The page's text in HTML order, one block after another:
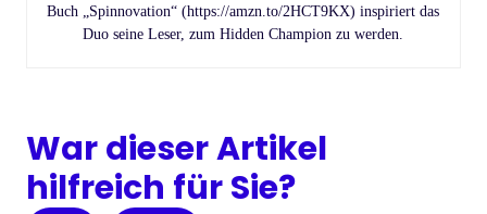
Buch „Spinnovation“ (https://amzn.to/2HCT9KX) inspiriert das
Duo seine Leser, zum Hidden Champion zu werden.
War dieser Artikel
hilfreich für Sie?